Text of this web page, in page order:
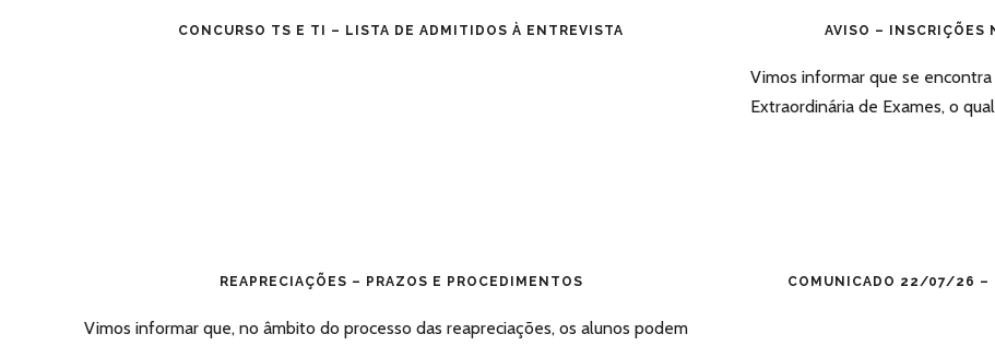
CONCURSO TS E TI – LISTA DE ADMITIDOS À ENTREVISTA AVISO – INSCRIÇÕES
Vimos informar que se
Extraordinária de Exames, o
REAPRECIAÇÕES – PRAZOS E PROCEDIMENTOS
Vimos informar que, no âmbito do processo das reapreciações, os alunos podem
COMUNICADO 22/07/26 –